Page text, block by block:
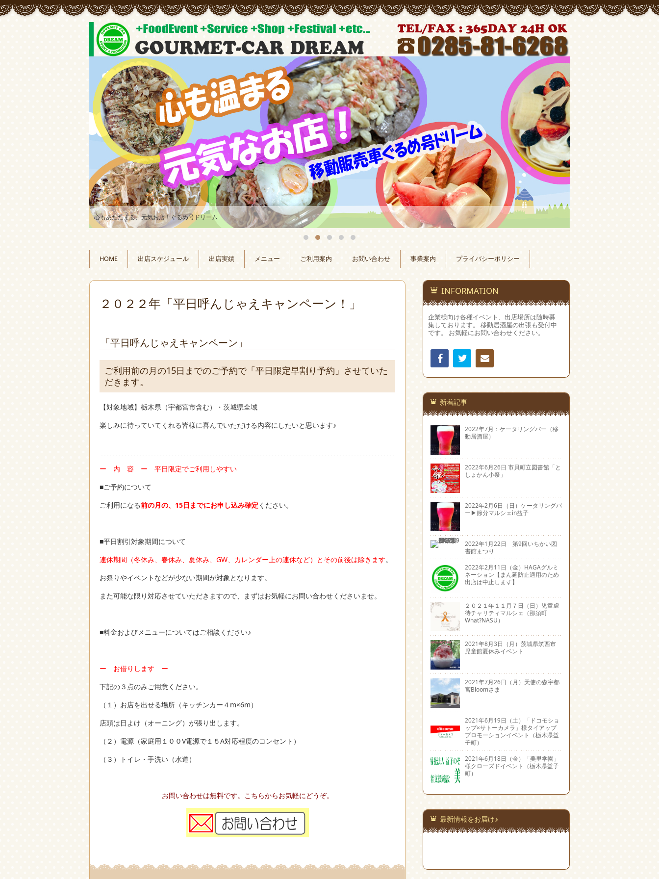
心もあたたまる、元気お店！ぐるめ号ドリーム
常にオリジナルメニューの開発をしています♪
HOME 出店スケジュール 出店実績 メニュー ご利用案内 お問い合わせ 事業案内 プライバシーポリシー
２０２２年「平日呼んじゃえキャンペーン！」
「平日呼んじゃえキャンペーン」
ご利用前の月の15日までのご予約で「平日限定早割り予約」させていた
だきます。
【対象地域】栃木県（宇都宮市含む）・茨城県全域
楽しみに待っていてくれる皆様に喜んでいただける内容にしたいと思います♪
ー 内 容 ー 平日限定でご利用しやすい
■ご予約について
ご利用になる前の月の、15日までにお申し込み確定 ください。
■平日割引対象期間について
連休期間（冬休み、春休み、夏休み、GW、カレンダー上の連休など）とその前後は除きます。
お祭りやイベントなどが少ない期間が対象となります。
また可能な限り対応させていただきますので、まずはお気軽にお問い合わせくださいませ。
■料金およびメニューについてはご相談ください♪
ー お借りします ー
下記の３点のみご用意ください。
（１）お店を出せる場所（キッチンカー４m×6m）
店頭は日よけ（オーニング）が張り出します。
（２）電源（家庭用１００V電源で１５A対応程度のコンセント）
（３）トイレ・手洗い（水道）
お問い合わせは無料です。こちらからお気軽にどうぞ。
INFORMATION
企業様向け各種イベント、出店場所は随時募
集しております。 移動居酒屋の出張も受付中
です。 お気軽にお問い合わせください。
Facebook
連絡
先
新着記事
2022年7月：ケータリングバー（移
動居酒屋）
2022年6月26日 市貝町立図書館「と
しょかん小祭」
2022年2月6日（日）ケータリングバ
ー▶節分マルシェin益子
2022年1月22日 第9回いちかい図
書館まつり
2022年2月11日（金）HAGAグルミ
ネーション【まん延防止適用のため
出店は中止します】
２０２１年１１月７日（日）児童虐
待チャリティマルシェ（那須町
What?NASU）
2021年8月3日（月）茨城県筑西市
児童館夏休みイベント
2021年7月26日（月）天使の森宇都
宮Bloomさま
2021年6月19日（土）「ドコモショ
ップ×サトーカメラ」様タイアップ
プロモーションイベント（栃木県益
子町）
2021年6月18日（金）「美里学園」
様クローズドイベント（栃木県益子
町）
最新情報をお届け♪